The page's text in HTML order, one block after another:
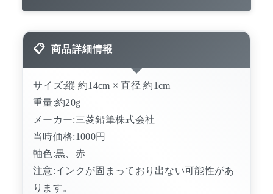
商品詳細情報
サイズ:縦 約14cm × 直径 約1cm
重量:約20g
メーカー:三菱鉛筆株式会社
当時価格:1000円
軸色:黒、赤
注意:インクが固まっており出ない可能性があ
ります。